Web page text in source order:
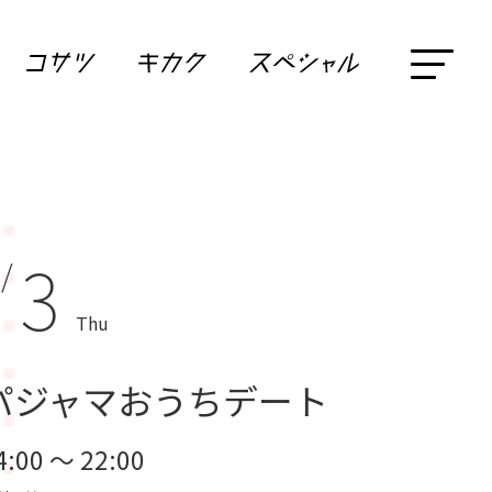
3 Thu
ジャマおうちデート
～ 22:00